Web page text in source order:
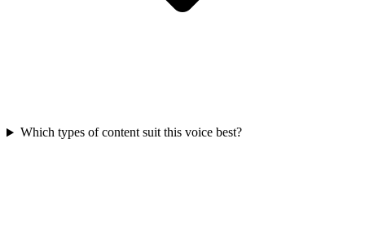
Which types of content suit this voice best?